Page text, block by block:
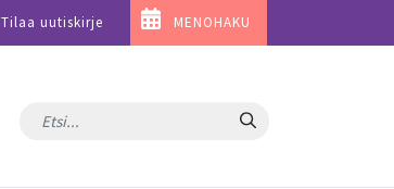
Tilaa uutiskirje MENOHAKU
Hae